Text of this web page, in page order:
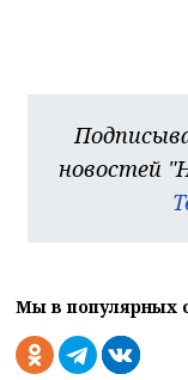
новостей
Мы в популярных